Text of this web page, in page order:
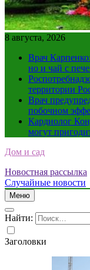
8 августа, 2026
Врач
но и чай с
территории
Врач
побочном
Кардиолог
могут
Дом и сад
Новостная рассылка
Случайные новости
Меню
Найти:
Заголовки